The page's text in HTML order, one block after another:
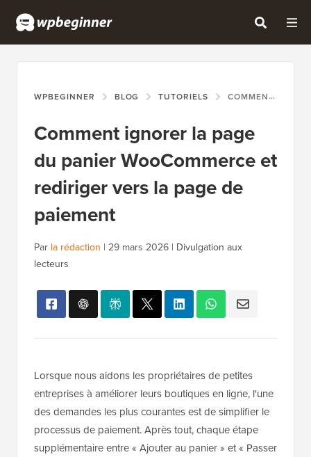
WPBEGINNER BLOG TUTORIELS COMMENT IGNORER LA PAGE DU PANIER WOOCOMMERCE ET REDIRIGER VERS LA PAGE DE PAIEMENT
Comment ignorer la page
du panier WooCommerce et
rediriger vers la page de
paiement
Par la rédaction | 29 mars 2026 | Divulgation aux
lecteurs
Lorsque nous aidons les propriétaires de petites
entreprises à améliorer leurs boutiques en ligne, l'une
des demandes les plus courantes est de simplifier le
processus de paiement. Après tout, chaque étape
supplémentaire entre « Ajouter au panier » et « Passer